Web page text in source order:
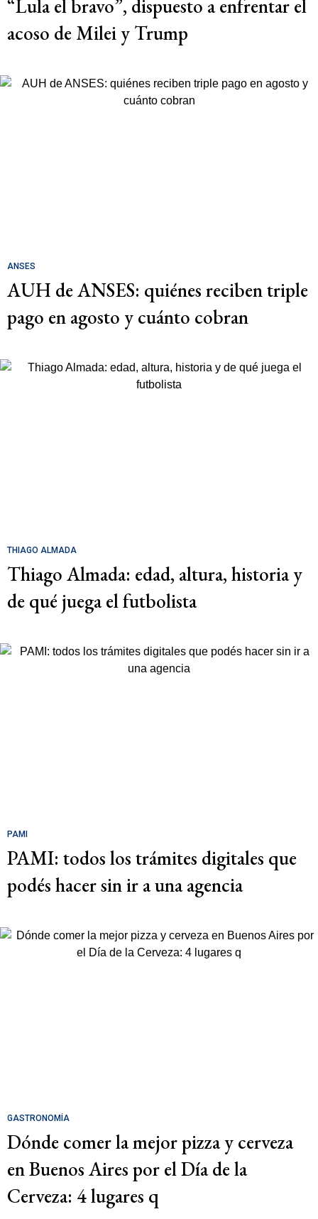
“Lula el bravo”, dispuesto a enfrentar el
acoso de Milei y Trump
ANSES
AUH de ANSES: quiénes reciben triple
pago en agosto y cuánto cobran
THIAGO ALMADA
Thiago Almada: edad, altura, historia y
de qué juega el futbolista
PAMI
PAMI: todos los trámites digitales que
podés hacer sin ir a una agencia
GASTRONOMÍA
Dónde comer la mejor pizza y cerveza
en Buenos Aires por el Día de la
Cerveza: 4 lugares q